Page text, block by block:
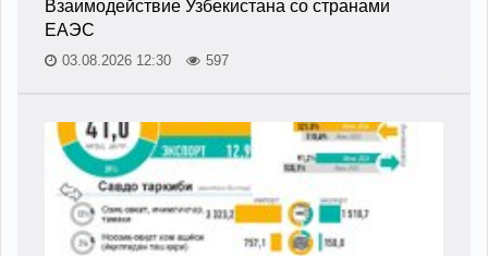
Взаимодействие Узбекистана со странами
ЕАЭС
03.08.2026 12:30 597